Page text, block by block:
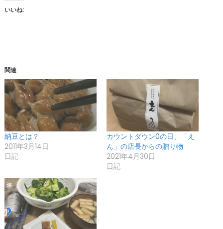
いいね:
関連
納豆とは？
2011年3月14日
日記
カウントダウン0の日、「え
ん」の店長からの贈り物
2021年4月30日
日記